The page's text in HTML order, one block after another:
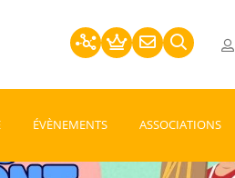
ÉVÈNEMENTS ASSOCIATIONS